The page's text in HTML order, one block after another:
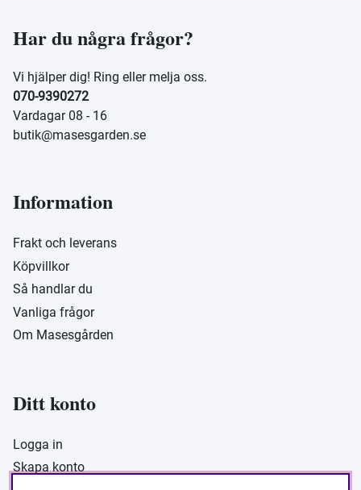
Har du några frågor?
Vi hjälper dig! Ring eller melja oss.
070-9390272
Vardagar 08 - 16
butik@masesgarden.se
Information
Frakt och leverans
Köpvillkor
Så handlar du
Vanliga frågor
Om Masesgården
Ditt konto
Logga in
Skapa konto